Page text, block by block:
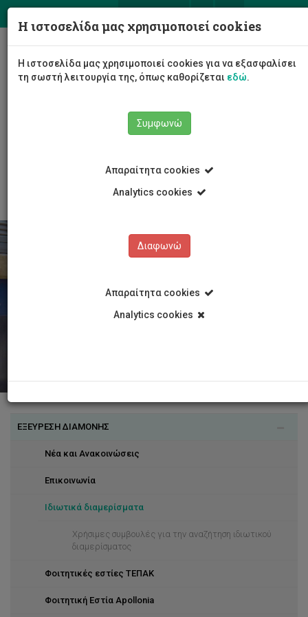
Εξεύρεση Διαμονής
Ιδιωτικά διαμερίσματα
ΕΞΕΥΡΕΣΗ ΔΙΑΜΟΝΗΣ
Νέα και Ανακοινώσεις
Επικοινωνία
Ιδιωτικά διαμερίσματα
Χρήσιμες συμβουλές για την αναζήτηση ιδιωτικού
διαμερίσματος
Φοιτητικές εστίες ΤΕΠΑΚ
Φοιτητική Εστία Apollonia
Η ιστοσελίδα μας χρησιμοποιεί cookies
Η ιστοσελίδα μας χρησιμοποιεί cookies για να εξασφαλίσει
τη σωστή λειτουργία της, όπως καθορίζεται εδώ.
Συμφωνώ
Απαραίτητα cookies
Analytics cookies
Διαφωνώ
Απαραίτητα cookies
Analytics cookies